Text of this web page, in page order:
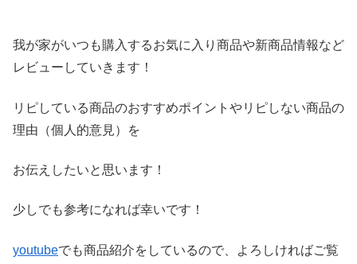
我が家がいつも購入するお気に入り商品や新商品情報など
レビ ューしていきます！
リピしている商品のおすすめポイントやリピしない商品の
理由（個人的意見）を
お伝えしたいと思います！
少しでも参考になれば幸いです！
youtubeでも商品紹介をしているので、よろしければご覧